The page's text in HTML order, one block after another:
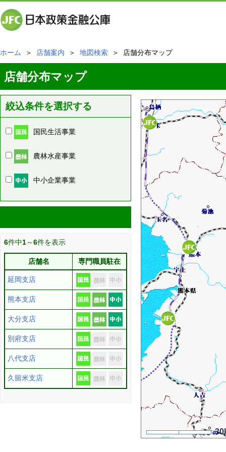
ホーム ＞ 店舗案内 ＞ 地図検索 ＞ 店舗分布マップ
店舗分布マップ
絞込条件を選択する
国民生活事業
農林水産事業
中小企業事業
6件中1～6件を表示
店舗名 専門職員駐在
延岡支店
熊本支店
大分支店
別府支店
八代支店
久留米支店